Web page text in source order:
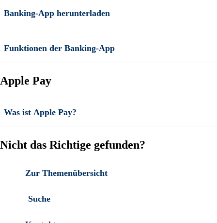
Banking-App herunterladen
Funktionen der Banking-App
Apple Pay
Was ist Apple Pay?
Nicht das Richtige gefunden?
Zur Themenübersicht
Suche